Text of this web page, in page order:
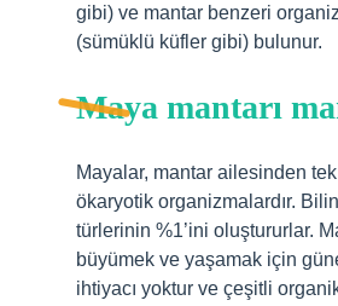
gibi) ve mantar benzeri
(sümüklü küfler gibi) bulunur.
Maya mantarı
Mayalar, mantar ailesinden
ökaryotik organizmalardır.
türlerinin %1’ini oluştururlar.
büyümek ve yaşamak için
ihtiyacı yoktur ve çeşitli